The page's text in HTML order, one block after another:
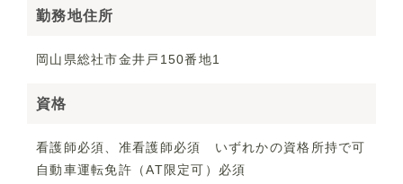
勤務地住所
岡山県総社市金井戸150番地1
資格
看護師必須、准看護師必須 いずれかの資格所持で可
自動車運転免許（AT限定可）必須